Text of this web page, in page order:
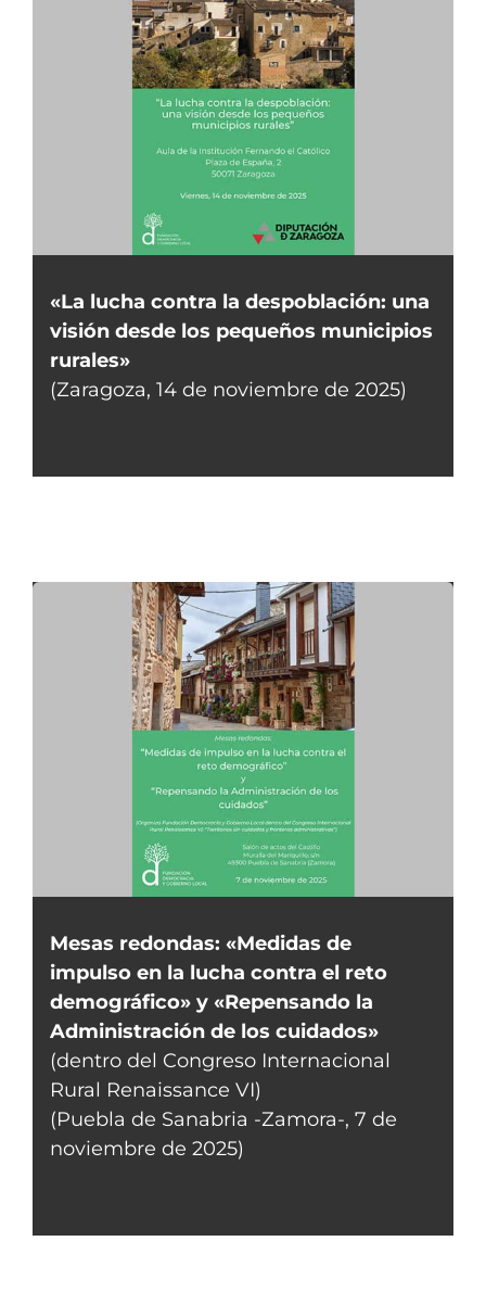
«La lucha contra la despoblación: una
visión desde los pequeños municipios
rurales»
(Zaragoza, 14 de noviembre de 2025)
Mesas redondas: «Medidas de
impulso en la lucha contra el reto
demográfico» y «Repensando la
Administración de los cuidados»
(dentro del Congreso Internacional
Rural Renaissance VI)
(Puebla de Sanabria -Zamora-, 7 de
noviembre de 2025)